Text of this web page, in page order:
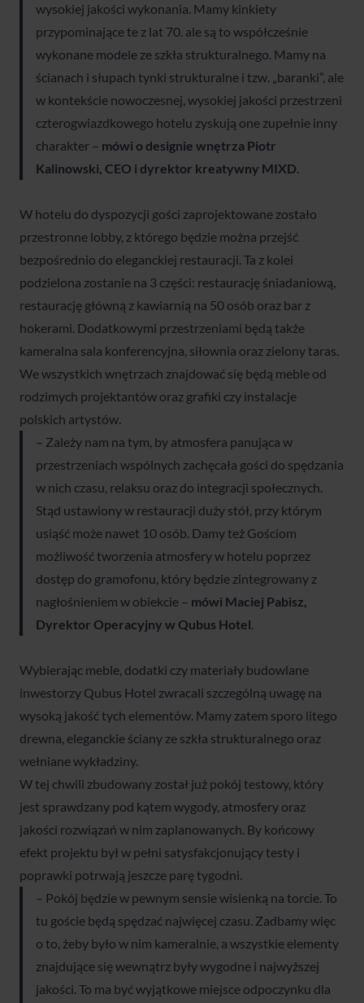
wysokiej jakości wykonania. Mamy kinkiety
przypominające te z lat 70. ale są to współcześnie
wykonane modele ze szkła strukturalnego. Mamy na
ścianach i słupach tynki strukturalne i tzw. „baranki”, ale
w kontekście nowoczesnej, wysokiej jakości przestrzeni
czterogwiazdkowego hotelu zyskują one zupełnie inny
charakter – mówi o designie wnętrza Piotr
Kalinowski, CEO i dyrektor kreatywny MIXD.
W hotelu do dyspozycji gości zaprojektowane zostało
przestronne lobby, z którego będzie można przejść
bezpośrednio do eleganckiej restauracji. Ta z kolei
podzielona zostanie na 3 części: restaurację śniadaniową,
restaurację główną z kawiarnią na 50 osób oraz bar z
hokerami. Dodatkowymi przestrzeniami będą także
kameralna sala konferencyjna, siłownia oraz zielony taras.
We wszystkich wnętrzach znajdować się będą meble od
rodzimych projektantów oraz grafiki czy instalacje
polskich artystów.
– Zależy nam na tym, by atmosfera panująca w
przestrzeniach wspólnych zachęcała gości do spędzania
w nich czasu, relaksu oraz do integracji społecznych.
Stąd ustawiony w restauracji duży stół, przy którym
usiąść może nawet 10 osób. Damy też Gościom
możliwość tworzenia atmosfery w hotelu poprzez
dostęp do gramofonu, który będzie zintegrowany z
nagłośnieniem w obiekcie – mówi Maciej Pabisz,
Dyrektor Operacyjny w Qubus Hotel.
Wybierając meble, dodatki czy materiały budowlane
inwestorzy Qubus Hotel zwracali szczególną uwagę na
wysoką jakość tych elementów. Mamy zatem sporo litego
drewna, eleganckie ściany ze szkła strukturalnego oraz
wełniane wykładziny.
W tej chwili zbudowany został już pokój testowy, który
jest sprawdzany pod kątem wygody, atmosfery oraz
jakości rozwiązań w nim zaplanowanych. By końcowy
efekt projektu był w pełni satysfakcjonujący testy i
poprawki potrwają jeszcze parę tygodni.
– Pokój będzie w pewnym sensie wisienką na torcie. To
tu goście będą spędzać najwięcej czasu. Zadbamy więc
o to, żeby było w nim kameralnie, a wszystkie elementy
znajdujące się wewnątrz były wygodne i najwyższej
jakości. To ma być wyjątkowe miejsce odpoczynku dla